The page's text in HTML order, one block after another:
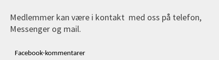
Medlemmer kan være i kontakt med oss på telefon,
Messenger og mail.
Facebook-kommentarer